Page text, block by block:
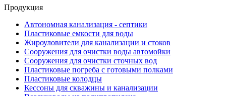
Продукция
Автономная канализация - септики
Пластиковые емкости для воды
Жироуловители для канализации и стоков
Сооружения для очистки воды автомойки
Сооружения для очистки сточных вод
Пластиковые погреба с готовыми полками
Пластиковые колодцы
Кессоны для скважины и канализации